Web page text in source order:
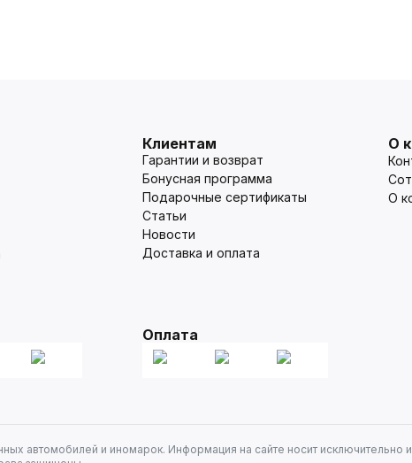
Клиентам
Гарантии и возврат
Бонусная программа
Подарочные сертификаты
Статьи
Новости
Доставка и оплата
О
О
Оплата
автомобилей и иномарок. Информация на сайте носит